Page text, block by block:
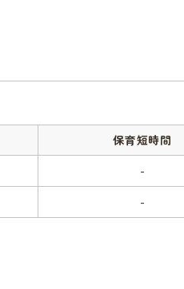
保育短時間
-
-